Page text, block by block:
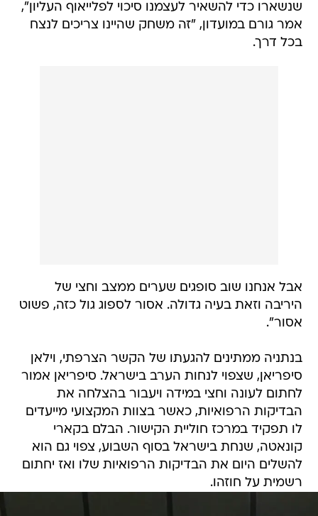
שנשארו כדי להשאיר לעצמנו סיכוי לפלייאוף העליון",
אמר גורם במועדון, "זה משחק שהיינו צריכים לנצח
בכל דרך.
אבל אנחנו שוב סופגים שערים ממצב וחצי של
היריבה וזאת בעיה גדולה. אסור לספוג גול כזה, פשוט
אסור".
בנתניה ממתינים להגעתו של הקשר הצרפתי, וילאן
סיפריאן, שצפוי לנחות הערב בישראל. סיפריאן אמור
לחתום לעונה וחצי במידה ויעבור בהצלחה את
הבדיקות הרפואיות, כאשר בצוות המקצועי מייעדים
לו תפקיד במרכז חוליית הקישור. הבלם בקארי
קונאטה, שנחת בישראל בסוף השבוע, צפוי גם הוא
להשלים היום את הבדיקות הרפואיות שלו ואז יחתום
רשמית על חוזהו.